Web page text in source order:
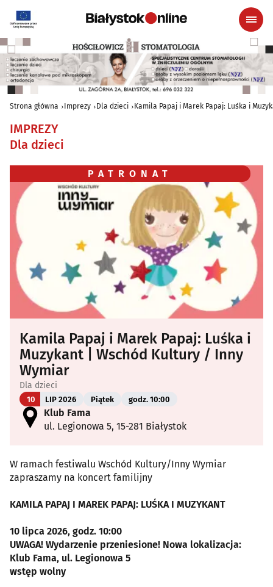
Strona główna Imprezy Dla dzieci Kamila Papaj i Marek Papaj: Luśka i
IMPREZY
Dla dzieci
PATRONAT
Kamila Papaj i Marek Papaj: Luśka i
Muzykant | Wschód Kultury / Inny
Wymiar
Dla dzieci
10 LIP 2026 Piątek godz. 10:00
Klub Fama
ul. Legionowa 5, 15-281 Białystok
W ramach festiwalu Wschód Kultury/Inny Wymiar
zapraszamy na koncert familijny
KAMILA PAPAJ I MAREK PAPAJ: LUŚKA I MUZYKANT
10 lipca 2026, godz. 10:00
UWAGA! Wydarzenie przeniesione! Nowa lokalizacja:
Klub Fama, ul. Legionowa 5
wstęp wolny